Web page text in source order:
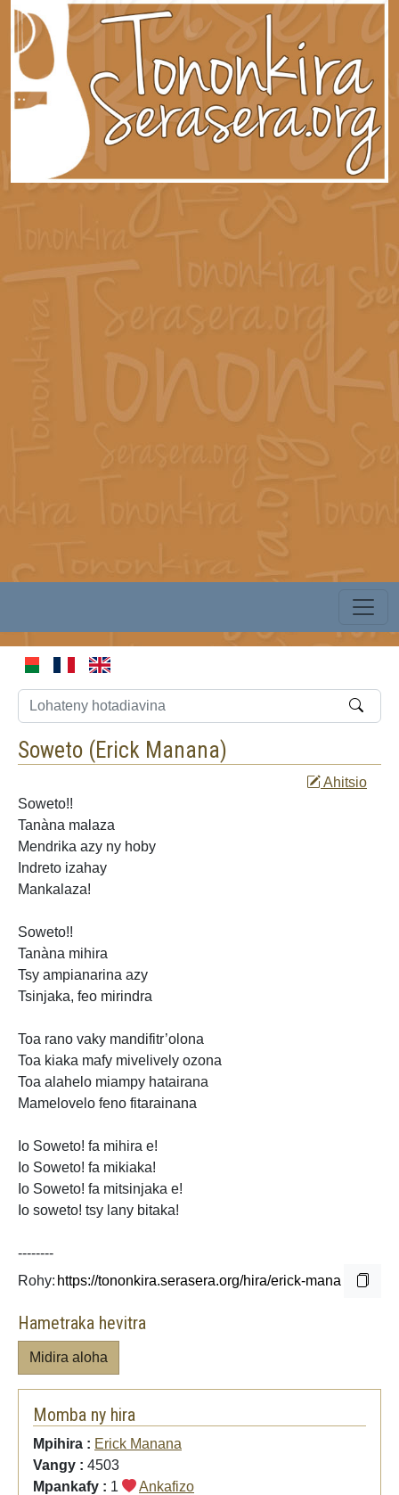
Soweto (Erick Manana)
Ahitsio
Soweto!!
Tanàna malaza
Mendrika azy ny hoby
Indreto izahay
Mankalaza!
Soweto!!
Tanàna mihira
Tsy ampianarina azy
Tsinjaka, feo mirindra
Toa rano vaky mandifitr’olona
Toa kiaka mafy mivelively ozona
Toa alahelo miampy hatairana
Mamelovelo feno fitarainana
Io Soweto! fa mihira e!
Io Soweto! fa mikiaka!
Io Soweto! fa mitsinjaka e!
Io soweto! tsy lany bitaka!
--------
Rohy:
Hametraka hevitra
Midira aloha
Momba ny hira
Mpihira : Erick Manana
Vangy : 4503
Mpankafy : 1
Ankafizo